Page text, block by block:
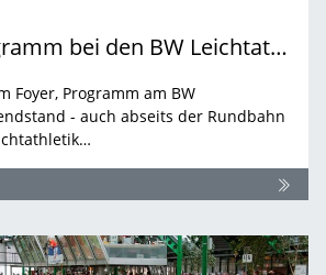
Rahmenprogramm bei den BW Leichtathletik Hallen-Finals
Foyer, Programm am BW
- auch abseits der Rundbahn